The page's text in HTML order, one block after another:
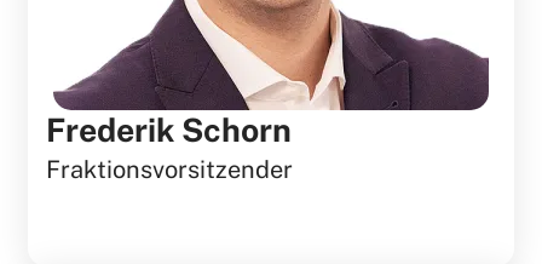
Frederik Schorn
Fraktionsvorsitzender